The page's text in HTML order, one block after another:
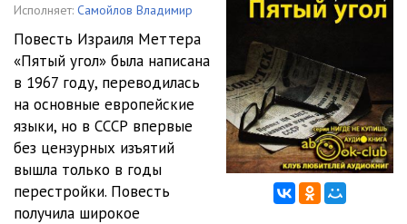
27:54
07_Pyaty_ugol
08_Pyaty_ugol 27:20
09_Pyaty_ugol 28:51
10_Pyaty_ugol 20:28
11_Pyaty_ugol
Исполняет: Самойлов Владимир
Повесть Израиля Меттера
«Пятый угол» была написана
в 1967 году, переводилась
на основные европейские
языки, но в СССР впервые
без цензурных изъятий
вышла только в годы
перестройки. Повесть
получила широкое